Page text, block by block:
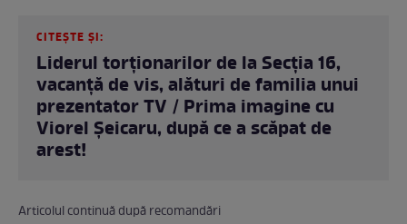
CITEȘTE ȘI:
Liderul torționarilor de la Secția 16,
vacanță de vis, alături de familia unui
prezentator TV / Prima imagine cu
Viorel Șeicaru, după ce a scăpat de
arest!
Articolul continuă după recomandări